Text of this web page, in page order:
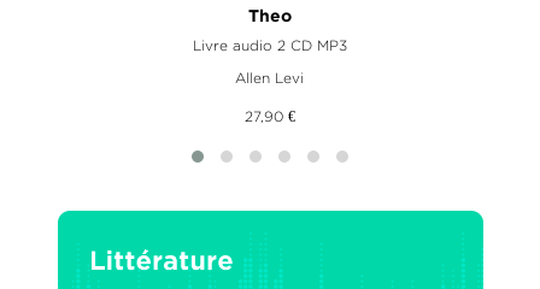
Theo
Livre audio 2 CD MP3
Allen Levi
27,90 €